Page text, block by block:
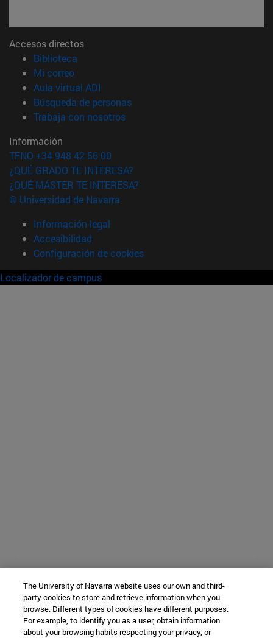
Accesos directos
Biblioteca
Mi correo(abre en nueva ventana)
Aula virtual ADI
Búsqueda de personas(abre en nueva ventana)
Trabaja con nosotros(abre en nueva ventana)
Información
TFNO +34 948 42 56 00
¿QUÉ GRADO TE INTERESA?
¿QUÉ MÁSTER TE INTERESA?
© Universidad de Navarra
Información legal
Accesibilidad
Configuración de cookies
Localizador de campus
The University of Navarra website uses our own and third-
party cookies to store and retrieve information when you
browse. Different types of cookies have different purposes.
For example, to identify you as a user, obtain information
about your browsing habits respecting your privacy, or